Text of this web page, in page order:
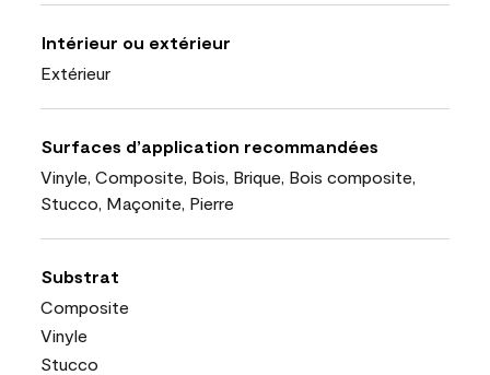
Intérieur ou extérieur
Extérieur
Surfaces d’application recommandées
Vinyle, Composite, Bois, Brique, Bois composite,
Stucco, Maçonite, Pierre
Substrat
Composite
Vinyle
Stucco